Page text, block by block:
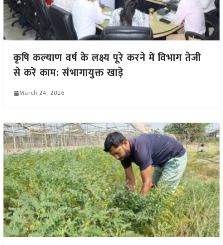
कृषि कल्याण वर्ष के लक्ष्य पूरे करने में विभाग तेजी
से करें काम: संभागायुक्त खाड़े
March 24, 2026